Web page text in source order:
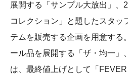
展開する「サンプル大放出」、
コレクション」と題したスタッ
テムを販売する企画を用意する
ール品を展開する「ザ・均一」
は、最終値上げとして「